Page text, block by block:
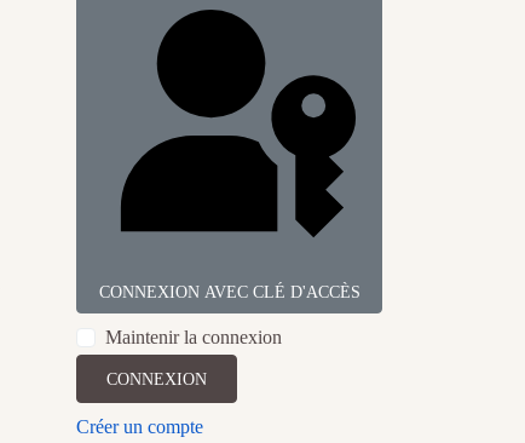
CONNEXION AVEC CLÉ D'ACCÈS
Maintenir la connexion
CONNEXION
Créer un compte